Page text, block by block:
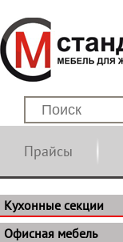
Прайсы
Кухонные секции
Офисная мебель